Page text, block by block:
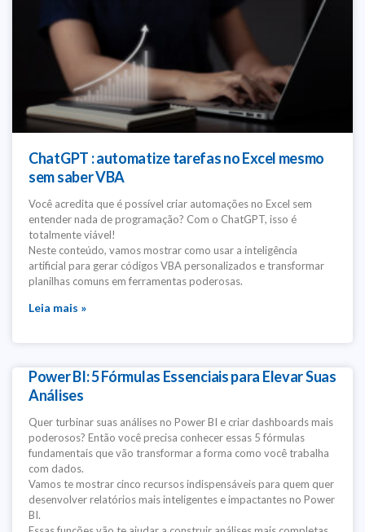
ChatGPT : automatize tarefas no Excel mesmo
sem saber VBA
Você acredita que é possível criar automações no Excel sem
entender nada de programação? Com o ChatGPT, isso é
totalmente viável!
Neste conteúdo, vamos mostrar como usar a inteligência
artificial para gerar códigos VBA personalizados e transformar
planilhas comuns em ferramentas poderosas.
Leia mais »
Power BI: 5 Fórmulas Essenciais para Elevar Suas
Análises
Quer turbinar suas análises no Power BI e criar dashboards mais
poderosos? Então você precisa conhecer essas 5 fórmulas
fundamentais que vão transformar a forma como você trabalha
com dados.
Vamos te mostrar cinco recursos indispensáveis para quem quer
desenvolver relatórios mais inteligentes e impactantes no Power
BI.